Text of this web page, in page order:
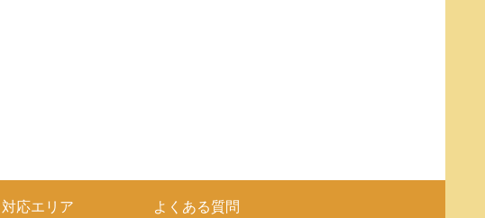
対応エリア よくある質問